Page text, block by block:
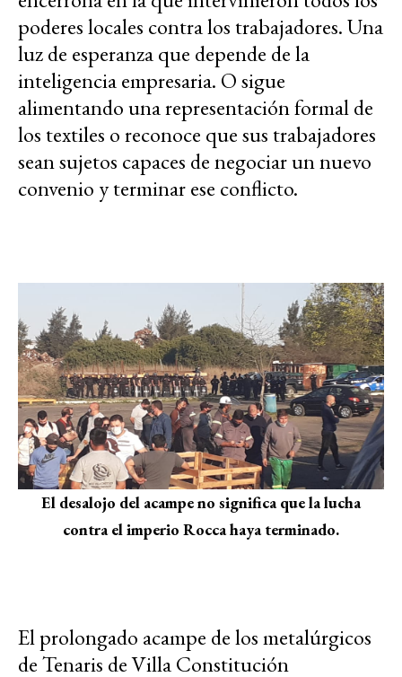
poderes locales contra los trabajadores. Una
luz de esperanza que depende de la
inteligencia empresaria. O sigue
alimentando una representación formal de
los textiles o reconoce que sus trabajadores
sean sujetos capaces de negociar un nuevo
convenio y terminar ese conflicto.
El desalojo del acampe no significa que la lucha
contra el imperio Rocca haya terminado.
El prolongado acampe de los metalúrgicos
de Tenaris de Villa Constitución